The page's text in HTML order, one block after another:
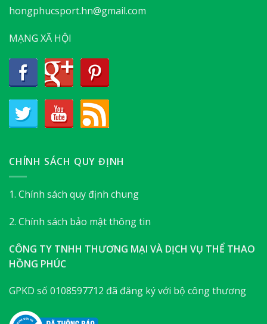
hongphucsport.hn@gmail.com
MẠNG XÃ HỘI
CHÍNH SÁCH QUY ĐỊNH
1. Chính sách quy định chung
2. Chính sách bảo mật thông tin
CÔNG TY TNHH THƯƠNG MẠI VÀ DỊCH VỤ THỂ THAO
HỒNG PHÚC
GPKD số 0108597712 đã đăng ký với bộ công thương